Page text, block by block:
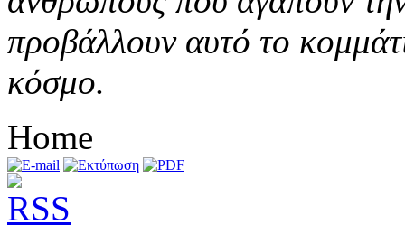
προβάλλουν αυτό το
κόσμο.
Home